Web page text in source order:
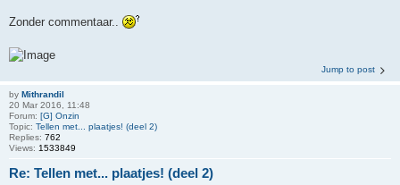
Zonder commentaar..
Jump to post
by Mithrandil
20 Mar 2016, 11:48
Forum: [G] Onzin
Topic: Tellen met... plaatjes! (deel 2)
Replies: 762
Views: 1533849
Re: Tellen met... plaatjes! (deel 2)